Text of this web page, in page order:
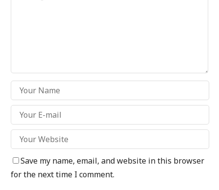
Save my name, email, and website in this browser
for the next time I comment.